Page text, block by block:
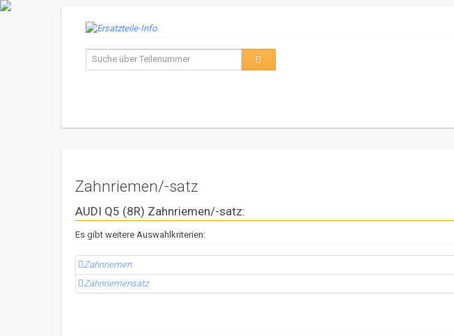
Zahnriemen/-satz
AUDI Q5 (8R) Zahnriemen/-satz:
Es gibt weitere Auswahlkriterien:
Zahnriemen
Zahnriemensatz